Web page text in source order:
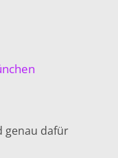
genau dafür